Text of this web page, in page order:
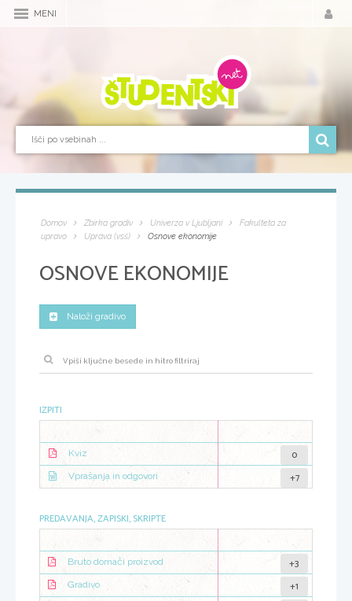
MENI
Domov Zbirka gradiv Univerza v Ljubljani
Fakulteta za
upravo
Uprava (vsš) Osnove ekonomije
OSNOVE EKONOMIJE
Naloži gradivo
IZPITI
Kviz 0
Vprašanja in odgovori +7
PREDAVANJA, ZAPISKI, SKRIPTE
Bruto domači proizvod +3
Gradivo +1